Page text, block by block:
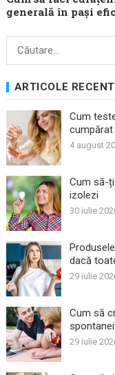
generală în pași
ARTICOLE
Cum
cumpărat
4 august
Cum să-
izolezi
30 iulie
dacă
29 iulie
Cum să
29 iulie